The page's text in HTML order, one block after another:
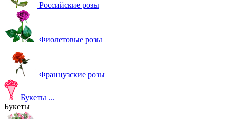
Российские розы
Фиолетовые розы
Французские розы
Букеты ...
Букеты